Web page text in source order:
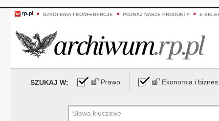
SZKOLENIA I KONFERENCJE POZNAJ NASZE PRODUKTY E-
SZUKAJ W: Prawo Ekonomia i biznes